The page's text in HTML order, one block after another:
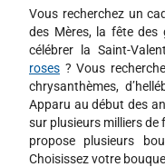
Vous recherchez un
des Mères, la fête des
célébrer la Saint-
roses ? Vous
chrysanthèmes,
Apparu au début des
sur plusieurs milliers de
propose plusieurs
Choisissez votre